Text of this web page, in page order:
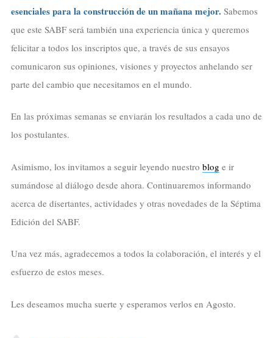
esenciales para la construcción de un mañana mejor. Sabemos
que este SABF será también una experiencia única y queremos
felicitar a todos los inscriptos que, a través de sus ensayos
comunicaron sus opiniones, visiones y proyectos anhelando ser
parte del cambio que necesitamos en el mundo.
En las próximas semanas se enviarán los resultados a cada uno de
los postulantes.
Asimismo, los invitamos a seguir leyendo nuestro blog e ir
sumándose al diálogo desde ahora. Continuaremos informando
acerca de disertantes, actividades y otras novedades de la Séptima
Edición del SABF.
Una vez más, agradecemos a todos la colaboración, el interés y el
esfuerzo de estos meses.
Les deseamos mucha suerte y esperamos verlos en Agosto.